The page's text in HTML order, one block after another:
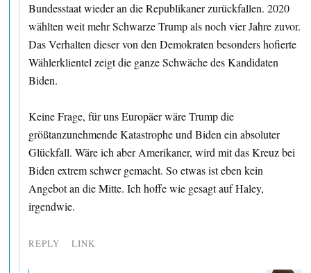
Bundesstaat wieder an die Republikaner zurückfallen. 2020
wählten weit mehr Schwarze Trump als noch vier Jahre zuvor.
Das Verhalten dieser von den Demokraten besonders hofierte
Wählerklientel zeigt die ganze Schwäche des Kandidaten
Biden.
Keine Frage, für uns Europäer wäre Trump die
größtanzunehmende Katastrophe und Biden ein absoluter
Glückfall. Wäre ich aber Amerikaner, wird mit das Kreuz bei
Biden extrem schwer gemacht. So etwas ist eben kein
Angebot an die Mitte. Ich hoffe wie gesagt auf Haley,
irgendwie.
REPLY LINK